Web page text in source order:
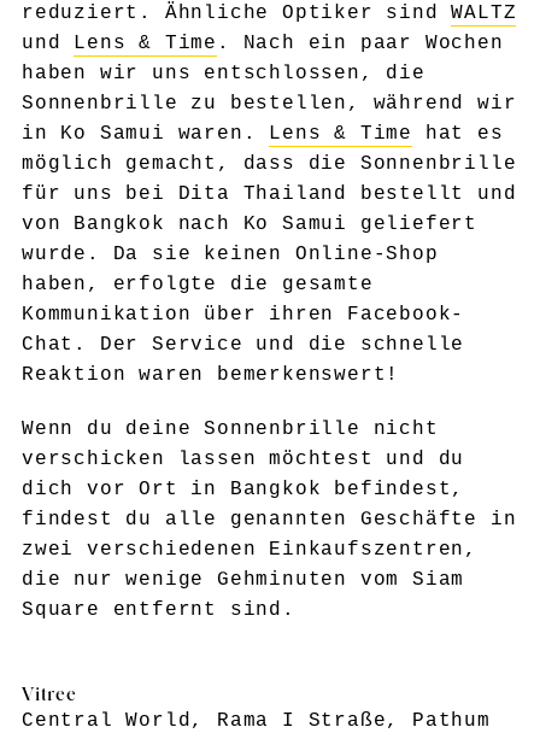
reduziert. Ähnliche Optiker sindWALTZ
und
Lens & Time . Nach ein paar Wochen
haben wir uns entschlossen, die
Sonnenbrille zu bestellen, während wir
in Ko Samui waren.
Lens & Time
hat es
möglich gemacht, dass die Sonnenbrille
für uns bei Dita Thailand bestellt und
von Bangkok nach Ko Samui geliefert
wurde. Da sie keinen Online-Shop
haben, erfolgte die gesamte
Kommunikation über ihren Facebook-
Chat. Der Service und die schnelle
Reaktion waren bemerkenswert!
Wenn du deine Sonnenbrille nicht
verschicken lassen möchtest und du
dich vor Ort in Bangkok befindest,
findest du alle genannten Geschäfte in
zwei verschiedenen Einkaufszentren,
die nur wenige Gehminuten vom Siam
Square entfernt sind.
Vitree
Central World, Rama I Straße, Pathum